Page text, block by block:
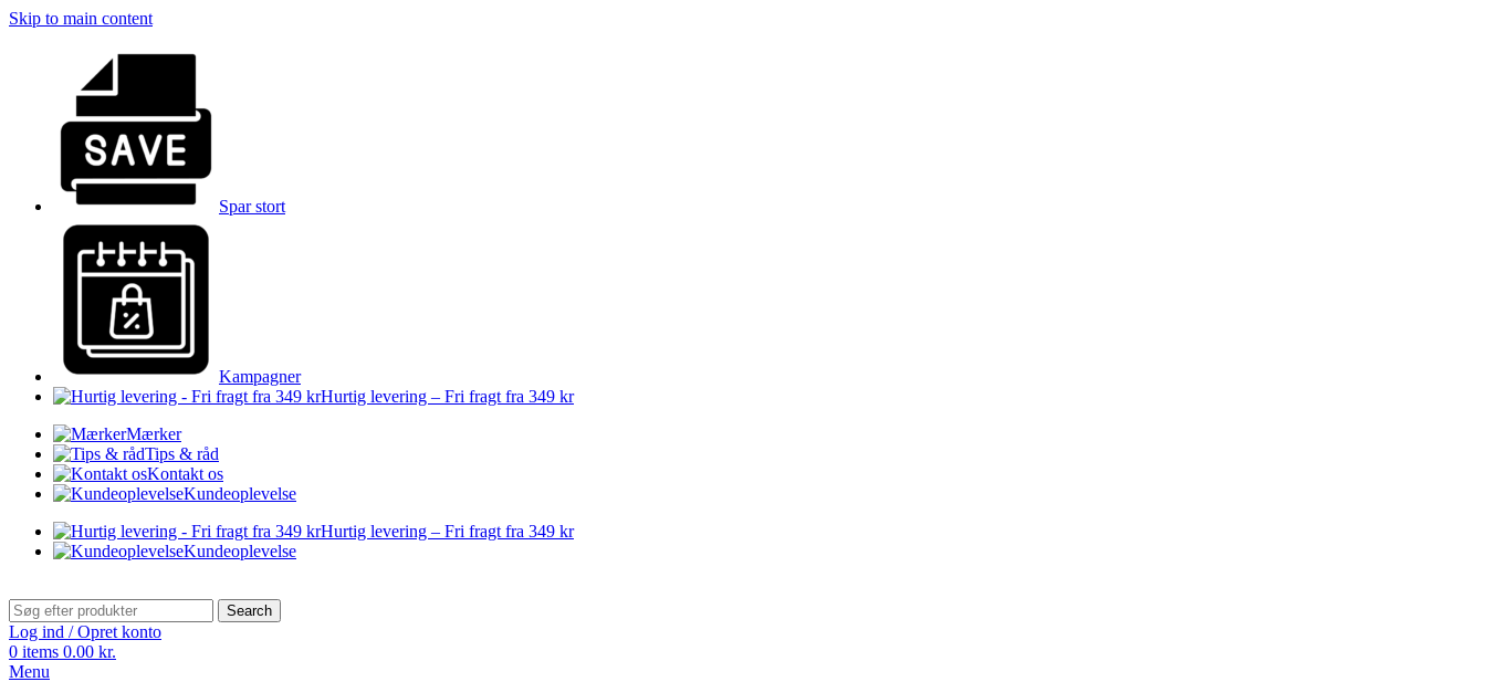
Skip to main content
Spar stort
Kampagner
Hurtig levering – Fri fragt fra 349 kr
Mærker
Tips & råd
Kontakt os
Kundeoplevelse
Hurtig levering – Fri fragt fra 349 kr
Kundeoplevelse
Search
Log ind / Opret konto
0 items 0.00 kr.
Menu